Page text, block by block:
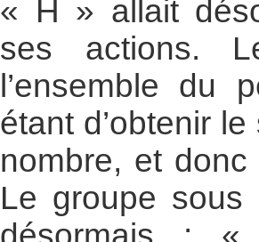
« H » allait
ses actions.
l’ensemble du
étant d’obtenir
nombre, et
Le groupe sous